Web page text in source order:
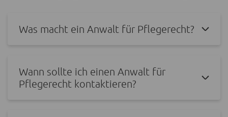
Was macht ein Anwalt für Pflegerecht?
Wann sollte ich einen Anwalt für
Pflegerecht kontaktieren?